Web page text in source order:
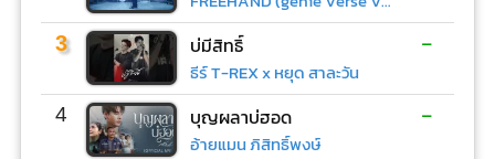
3 บ่มีสิทธิ์
ธีร์ T-REX x หยุด สาละวัน
-
4 บุญผลาบ่ฮอด
อ้ายแมน ภิสิทธิ์พงษ์
-